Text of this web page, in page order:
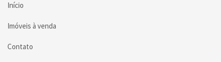
Início
Imóveis à venda
Contato